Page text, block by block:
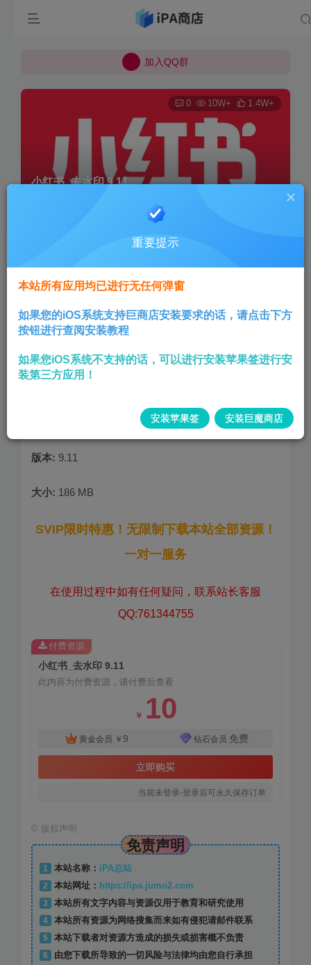
所有上传的应用 均已通过 严格的安全检测
加入QQ群
小红书_去水印 9.11
0 10W+ 1.4W+
注入 图层最新去实况水印插件，去视频水印等 去除几
乎所有广告，支持所有图片和视频无水印，插件在设
置右上方长按复制文案标题(关注板块需要长按外面的
版本: 9.11
大小: 186 MB
SVIP限时特惠！无限制下载本站全部资源！
一对一服务
在使用过程中如有任何疑问，联系站长客服
QQ:761344755
小红书_去水印 9.11
此内容为付费资源，请付费后查看
￥ 10
黄金会员 ￥ 9 钻石会员 免费
立即购买
当前未登录-登录后可永久保存订单
付费资源
© 版权声明
免责声明
1 本站名称： iPA总站
2
本站网址： https://ipa.jumo2.com
3
本站所有文字内容与资源仅用于教育和研究使用
4
本站所有资源为网络搜集而来如有侵犯请邮件联系
5
本站下载者对资源方造成的损失或损害概不负责
6
由您下载所导致的一切风险与法律均由您自行承担
重要提示
本站所有应用均已进行无任何弹窗
如果您的iOS系统支持巨商店安装要求的话，请点击下方
按钮进行查阅安装教程
如果您iOS系统不支持的话，可以进行安装苹果签进行安
装第三方应用！
安装苹果签 安装巨魔商店